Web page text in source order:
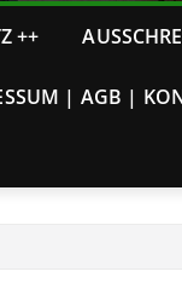
++
| AGB |